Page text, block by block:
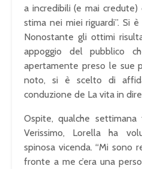
a incredibili (e mai credute)
stima nei miei riguardi”. Si
Nonostante gli ottimi
appoggio del pubblico
apertamente preso le sue
noto, si è scelto di
conduzione de La vita in
Ospite, qualche
Verissimo, Lorella ha
spinosa vicenda. “Mi sono
fronte a me c’era una